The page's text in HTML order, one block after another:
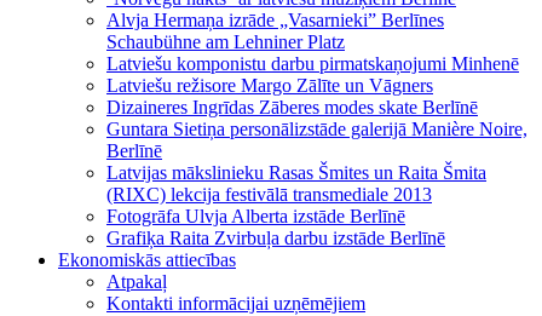
Alvja Hermaņa izrāde „Vasarnieki” Berlīnes
Schaubühne am Lehniner Platz
Latviešu komponistu darbu pirmatskaņojumi Minhenē
Latviešu režisore Margo Zālīte un Vāgners
Dizaineres Ingrīdas Zāberes modes skate Berlīnē
Guntara Sietiņa personālizstāde galerijā Manière Noire,
Berlīnē
Latvijas mākslinieku Rasas Šmites un Raita Šmita
(RIXC) lekcija festivālā transmediale 2013
Fotogrāfa Ulvja Alberta izstāde Berlīnē
Grafiķa Raita Zvirbuļa darbu izstāde Berlīnē
Ekonomiskās attiecības
Atpakaļ
Kontakti informācijai uzņēmējiem